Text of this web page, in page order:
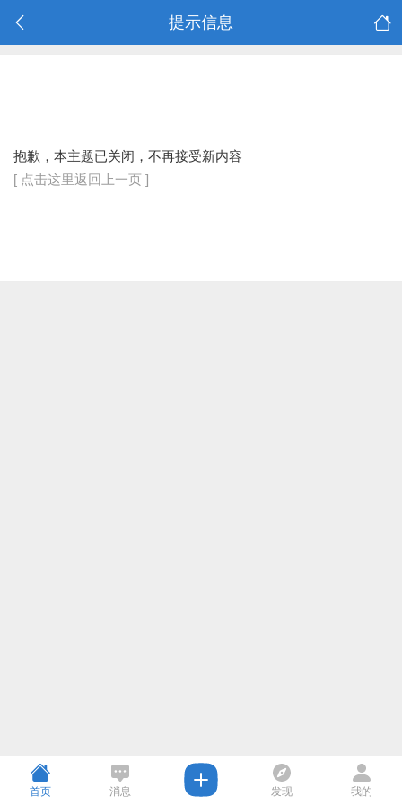
提示信息
抱歉，本主题已关闭，不再接受新内容
[ 点击这里返回上一页 ]
首页 消息 发现 我的